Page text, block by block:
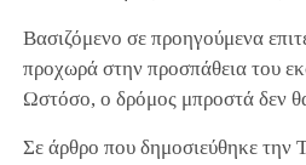
Βασιζόμενο σε προηγούμενα
προχωρά στην προσπάθεια του
Ωστόσο, ο δρόμος μπροστά δεν
Σε άρθρο που δημοσιεύθηκε την